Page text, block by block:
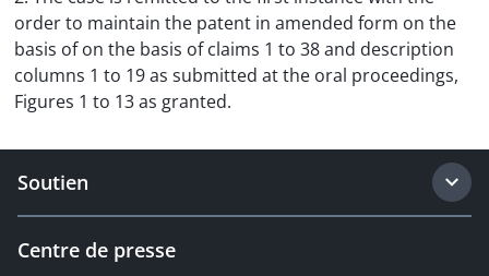
order to maintain the patent in amended form on the
basis of on the basis of claims 1 to 38 and description
columns 1 to 19 as submitted at the oral proceedings,
Figures 1 to 13 as granted.
Soutien
Centre de presse